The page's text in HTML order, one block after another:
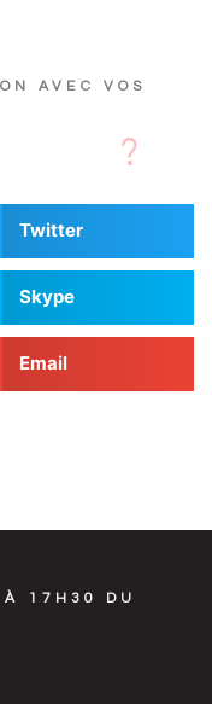
AVEC VOS
Twitter
Skype
Email
À 17H30 DU